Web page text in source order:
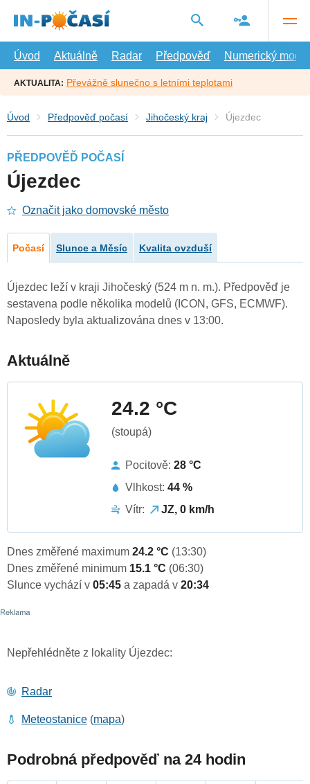
hlavní
Úvod
Aktuálně Radar Předpověď Numerický model
AKTUALITA: Převážně slunečno s letními teplotami
Úvod Předpověď počasí Jihočeský kraj Újezdec
PŘEDPOVĚĎ POČASÍ
Újezdec
Označit jako domovské město
Počasí Slunce a Měsíc Kvalita ovzduší
Újezdec leží v kraji Jihočeský (524 m n. m.). Předpověď je
sestavena podle několika modelů (ICON, GFS, ECMWF).
Naposledy byla aktualizována dnes v 13:00.
Aktuálně
24.2 °C
(stoupá)
Pocitově: 28 °C
Vlhkost: 44 %
Vítr:
JZ, 0 km/h
Dnes změřené maximum 24.2 °C (13:30)
Dnes změřené minimum 15.1 °C (06:30)
Slunce vychází v 05:45 a zapadá v 20:34
Nepřehlédněte z lokality Újezdec:
Radar
Meteostanice (mapa)
Podrobná předpověď na 24 hodin